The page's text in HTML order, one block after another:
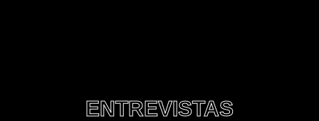
ENTREVISTAS